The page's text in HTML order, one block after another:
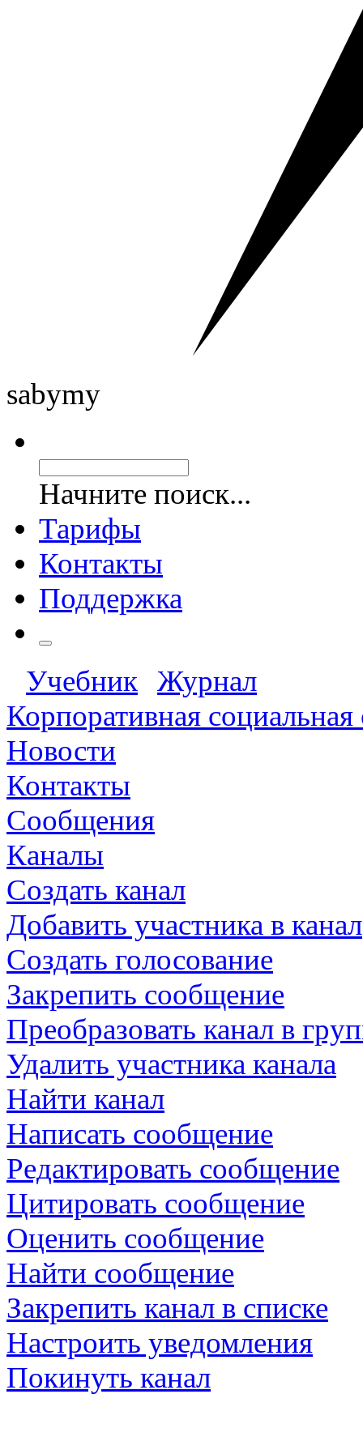
sabymy
Начните поиск...
Тарифы
Контакты
Поддержка
Учебник
Журнал
Корпоративная социальная
Новости
Контакты
Сообщения
Каналы
Создать канал
Добавить участника в канал
Создать голосование
Закрепить сообщение
Преобразовать канал в
Удалить участника канала
Найти канал
Написать сообщение
Редактировать сообщение
Цитировать сообщение
Оценить сообщение
Найти сообщение
Закрепить канал в списке
Настроить уведомления
Покинуть канал